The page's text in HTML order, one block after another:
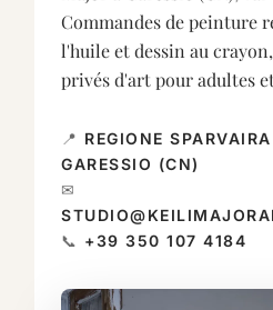
Commandes de peinture
l'huile et dessin au
privés d'art pour adultes
📍 REGIONE
GARESSIO (CN)
✉
📞 +39 350 107 4184